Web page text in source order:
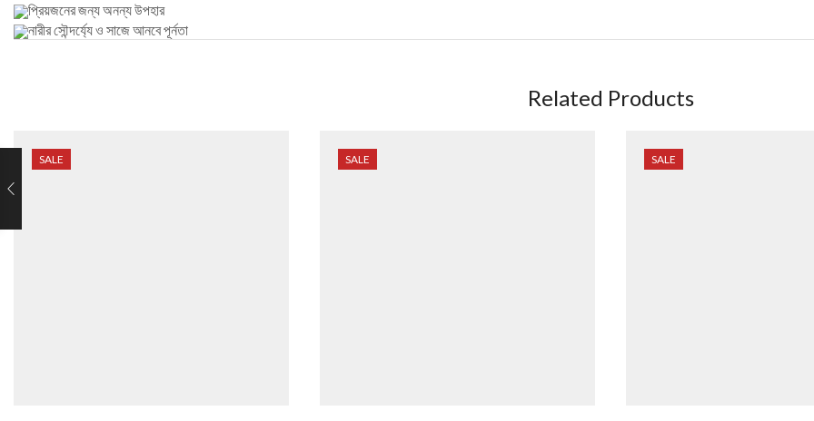
প্রিয়জনের জন্য অনন্য উপহার
নারীর সৌন্দর্য্যে ও সাজে আনবে পূর্নতা
Related Products
SALE SALE SALE